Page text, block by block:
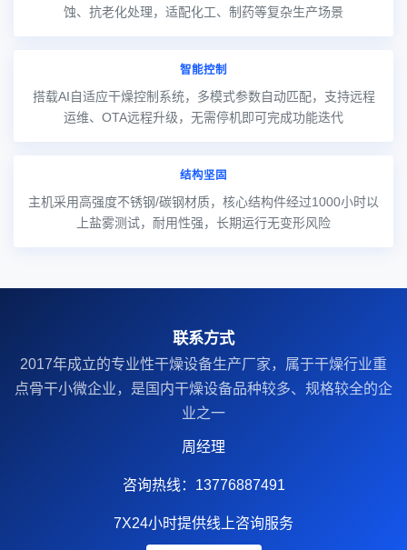
蚀、抗老化处理，适配化工、制药等复杂生产场景
智能控制
搭载AI自适应干燥控制系统，多模式参数自动匹配，支持远程
运维、OTA远程升级，无需停机即可完成功能迭代
结构坚固
主机采用高强度不锈钢/碳钢材质，核心结构件经过1000小时以
上盐雾测试，耐用性强，长期运行无变形风险
联系方式
2017年成立的‌专业性干燥设备生产厂家‌，属于干燥行业重
点骨干小微企业，是国内干燥设备品种较多、规格较全的企
业之一
周经理
咨询热线：13776887491
7X24小时提供线上咨询服务